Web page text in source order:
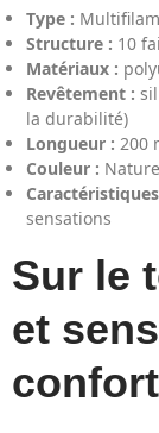
Type :
Structure : 10
Matériaux :
Revêtement :
la durabilité)
Longueur : 200
Couleur :
sensations
Sur le
et